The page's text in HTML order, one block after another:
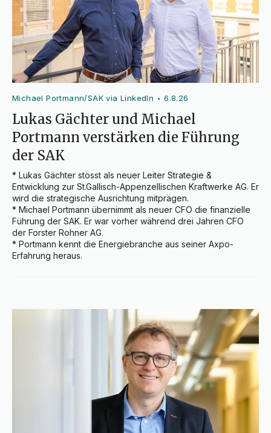
Michael Portmann/SAK via LinkedIn •6.8.26
Lukas Gächter und Michael
Portmann verstärken die Führung
der SAK
* Lukas Gächter stösst als neuer Leiter Strategie &
Entwicklung zur St.Gallisch-Appenzellischen Kraftwerke AG. Er
wird die strategische Ausrichtung mitprägen.
* Michael Portmann übernimmt als neuer CFO die finanzielle
Führung der SAK. Er war vorher während drei Jahren CFO
der Forster Rohner AG.
* Portmann kennt die Energiebranche aus seiner Axpo-
Erfahrung heraus.